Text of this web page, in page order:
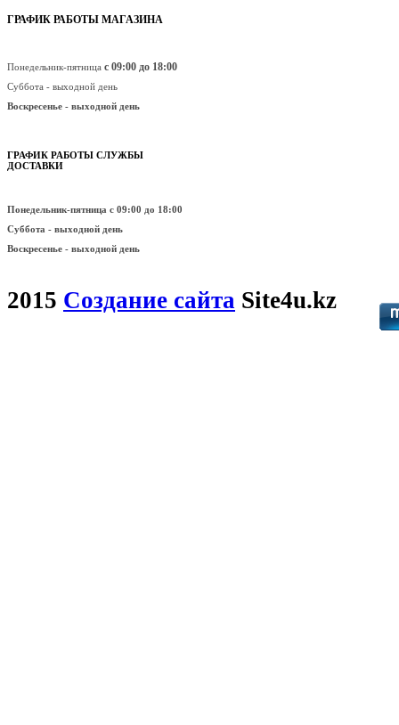
ГРАФИК РАБОТЫ МАГАЗИНА
Понедельник-пятница с 09:00 до 18:00
Суббота - выходной день
Воскресенье - выходной день
ГРАФИК РАБОТЫ СЛУЖБЫ
ДОСТАВКИ
Понедельник-пятница с 09:00 до 18:00
Суббота - выходной день
Воскресенье - выходной день
2015 Создание сайта Site4u.kz